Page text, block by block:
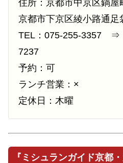
住所：京都市中京区鍋
京都市下京区綾小路通足
TEL：075-255-3357 ⇒
7237
予約：可
ランチ営業：×
定休日：木曜
『ミシュランガイド京都